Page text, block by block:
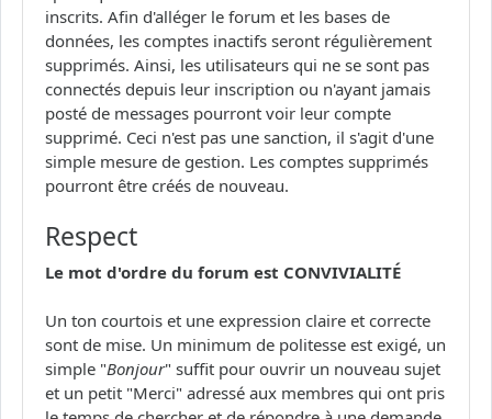
inscrits. Afin d'alléger le forum et les bases de
données, les comptes inactifs seront régulièrement
supprimés. Ainsi, les utilisateurs qui ne se sont pas
connectés depuis leur inscription ou n'ayant jamais
posté de messages pourront voir leur compte
supprimé. Ceci n'est pas une sanction, il s'agit d'une
simple mesure de gestion. Les comptes supprimés
pourront être créés de nouveau.
Respect
Le mot d'ordre du forum est CONVIVIALITÉ
Un ton courtois et une expression claire et correcte
sont de mise. Un minimum de politesse est exigé, un
simple "Bonjour" suffit pour ouvrir un nouveau sujet
et un petit "Merci" adressé aux membres qui ont pris